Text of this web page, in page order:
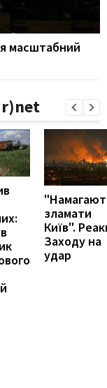
масштабний
зламати
Київ".
Заходу на
удар